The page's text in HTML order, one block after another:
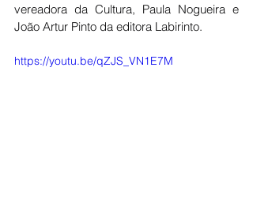
vereadora da Cultura, Paula Nogueira e
João Artur Pinto da editora Labirinto.
https://youtu.be/qZJS_VN1E7M